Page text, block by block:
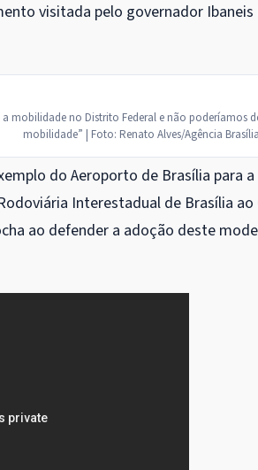
visitada pelo governador
mobilidade no Distrito Federal e não poderíamos
mobilidade” | Foto: Renato Alves/Agência Brasília
do Aeroporto de Brasília para
Interestadual de Brasília
ao defender a adoção deste